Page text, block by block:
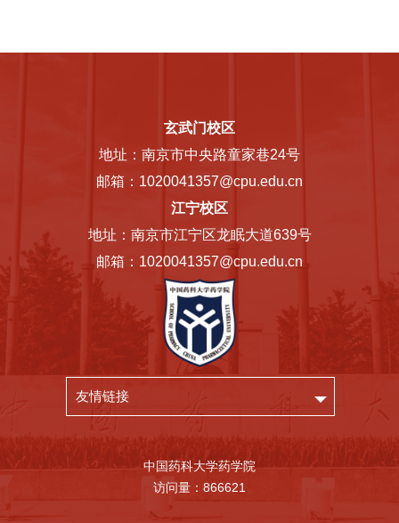
玄武门校区
地址：南京市中央路童家巷24号
邮箱：1020041357@cpu.edu.cn
江宁校区
地址：南京市江宁区龙眠大道639号
邮箱：1020041357@cpu.edu.cn
友情链接
中国药科大学药学院
访问量： 866621